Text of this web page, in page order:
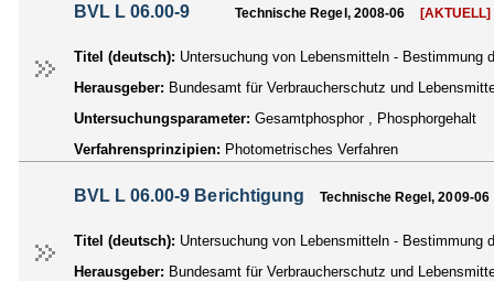
BVL L 06.00-9 Technische Regel, 2008-06 [AKTUELL]
Titel (deutsch): Untersuchung von Lebensmitteln - Bestimmung
Herausgeber: Bundesamt für Verbraucherschutz und
Untersuchungsparameter: Gesamtphosphor , Phosphorgehalt
Verfahrensprinzipien: Photometrisches Verfahren
BVL L 06.00-9 Berichtigung Technische Regel, 2009-06
Titel (deutsch): Untersuchung von Lebensmitteln - Bestimmung
Herausgeber: Bundesamt für Verbraucherschutz und